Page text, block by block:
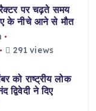
पर चढ़ते समय
के नीचे आने से मौत
291 views
को राष्ट्रीय लोक
द्विवेदी ने दिए